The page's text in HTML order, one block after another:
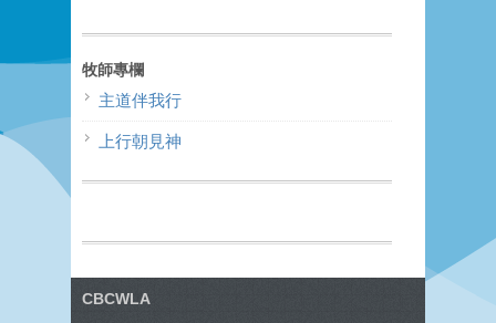
牧師專欄
主道伴我行
上行朝見神
CBCWLA